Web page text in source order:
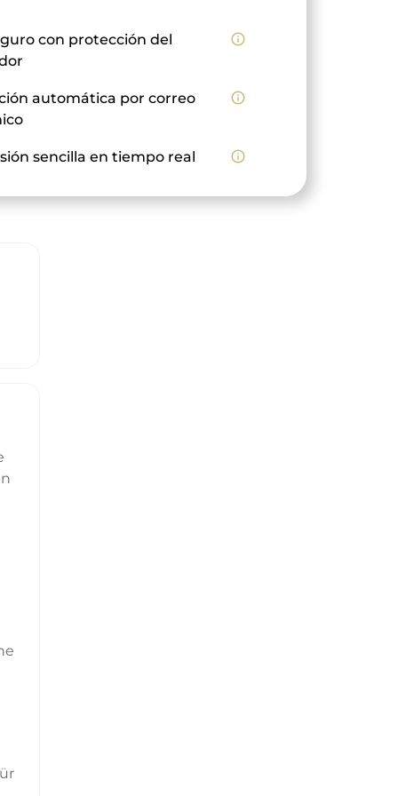
con protección del
info_outline
automática por correo
info_outline
sencilla en tiempo real info_outline